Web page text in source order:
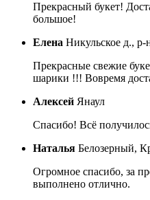
Прекрасный букет!
большое!
Елена Никульское д.,
Прекрасные свежие
шарики !!! Вовремя
Алексей Янаул
Спасибо! Всё
Наталья Белозерный,
Огромное спасибо, за
выполнено отлично.